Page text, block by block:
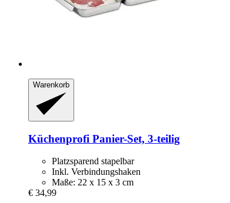
Warenkorb
Küchenprofi Panier-​Set, 3-​teilig
Platzsparend stapelbar
Inkl. Verbindungshaken
Maße: 22 x 15 x 3 cm
€ 34,99